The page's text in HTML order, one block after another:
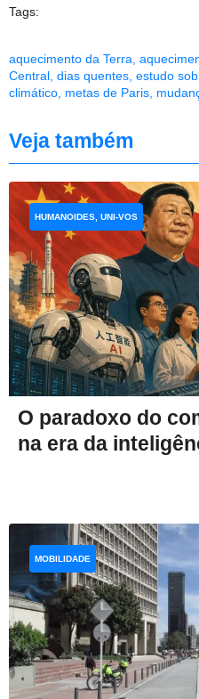
Tags:
aquecimento da Terra
Central dias quentes estudo
climático metas de Paris
Veja também
O paradoxo do
na era da
HUMANOIDES, UNI-VOS
MOBILIDADE